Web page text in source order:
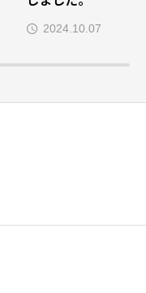
2024.10.07